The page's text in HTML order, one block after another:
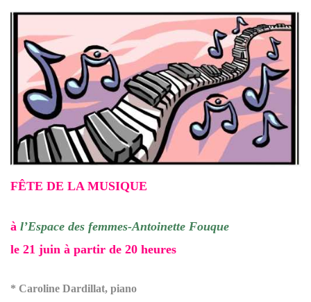
FÊTE DE LA MUSIQUE
à l’Espace des femmes-Antoinette Fouque
le 21 juin à partir de 20 heures
* Caroline Dardillat, piano